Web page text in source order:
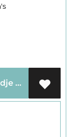
Voeg toe aan mijn winkelmandje